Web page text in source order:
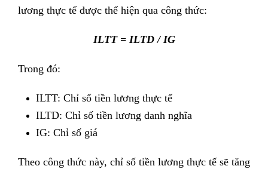
lương thực tế được thể hiện qua công thức:
ILTT = ILTD / IG
Trong đó:
ILTT: Chỉ số tiền lương thực tế
ILTD: Chỉ số tiền lương danh nghĩa
IG: Chỉ số giá
Theo công thức này, chỉ số tiền lương thực tế sẽ tăng